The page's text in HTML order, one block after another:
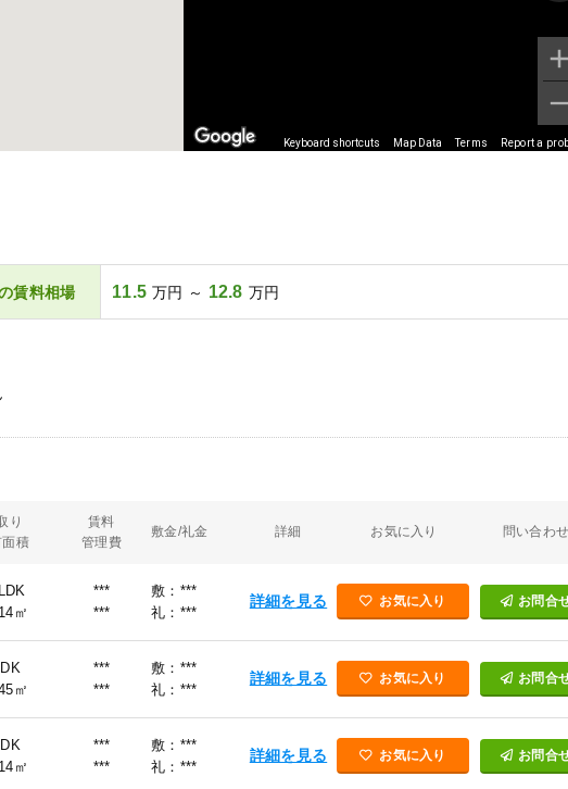
Keyboard shortcuts Map Data Terms Report a
賃料相場 11.5 万円 ～ 12.8 万円
り
面積
賃料
管理費
敷金/礼金 詳細 お気に入り 問い合わ
㎡
***
***
敷：***
礼：***
詳細を見る お気に入り お問合
㎡
***
***
敷：***
礼：***
詳細を見る お気に入り お問合
㎡
***
***
敷：***
礼：***
詳細を見る お気に入り お問合